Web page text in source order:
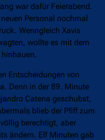
war dafür Feierabend.
Personal nochmal
Wenngleich Xavis
wollte es mit dem
Entscheidungen von
Denn in der 89. Minute
Catena geschubst,
blieb der Pfiff zum
berechtigt, aber
ändern. Elf Minuten gab